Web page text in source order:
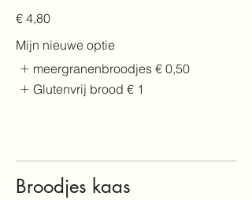
€ 4,80
Mijn nieuwe optie
meergranenbroodjes € 0,50
Glutenvrij brood € 1
Broodjes kaas